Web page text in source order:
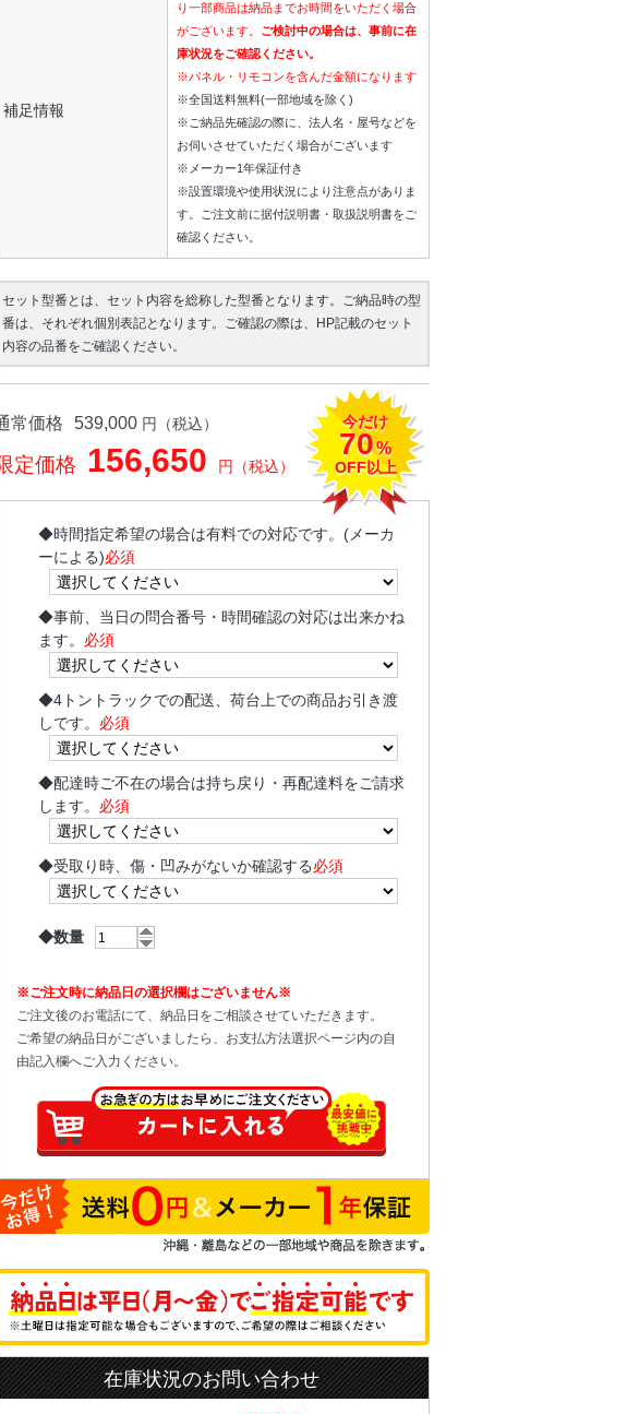
補足情報
り一部商品は納品までお時間をいただく場合
がございます。 ご検討中の場合は、事前に在
庫状況をご確認ください。
※パネル・リモコンを含んだ金額になります
※全国送料無料(一部地域を除く)
※ご納品先確認の際に、法人名・屋号などを
お伺いさせていただく場合がございます
※メーカー1年保証付き
※設置環境や使用状況により注意点がありま
す。ご注文前に据付説明書・取扱説明書をご
確認ください。
セット型番とは、セット内容を総称した型番となります。ご納品時の型
番は、それぞれ個別表記となります。ご確認の際は、HP記載のセット
内容の品番をご確認ください。
常価格 539,000 円（税込）
定価格 156,650 円（税込）
今だけ
70%
OFF以上
◆時間指定希望の場合は有料での対応です。(メーカ
ーによる)必須
◆事前、当日の問合番号・時間確認の対応は出来かね
ます。 必須
◆4トントラックでの配送、荷台上での商品お引き渡
しです。 必須
◆配達時ご不在の場合は持ち戻り・再配達料をご請求
します。 必須
◆受取り時、傷・凹みがないか確認する必須
◆数量
※ご注文時に納品日の選択欄はございません※
ご注文後のお電話にて、納品日をご相談させていただきます。
ご希望の納品日がございましたら、お支払方法選択ページ内の自
由記入欄へご入力ください。
在庫状況のお問い合わせ